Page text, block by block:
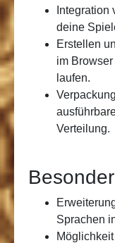
deine
Erstellen
im
laufen.
Verteilung.
Sprachen